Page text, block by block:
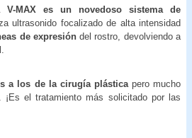
V-MAX es un novedoso sistema de
ultrasonido focalizado de alta intensidad
de expresióndel rostro, devolviendo a
a los de la cirugía plásticapero mucho
el tratamiento más solicitado por las